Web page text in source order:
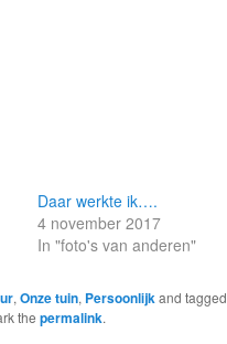
Daar werkte ik….
4 november 2017
In "foto's van anderen"
, Onze tuin, Persoonlijkand tagged
the permalink.